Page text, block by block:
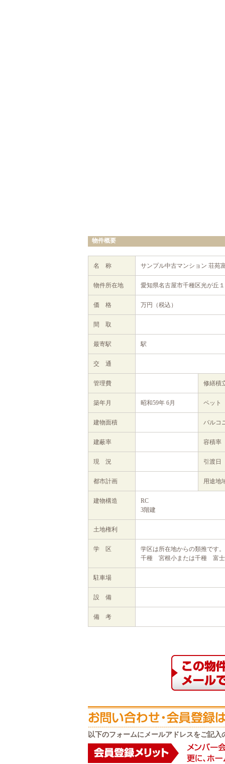
物件概要
名 称 サンプル中古マンション 荘苑
物件所在地 愛知県名古屋市千種区光が丘
価 格 万円（税込）
間 取
最寄駅 駅
交 通
管理費 修繕
築年月 昭和59年 6月 ペット
建物面積 バルコ
建蔽率 容積率
現 況 引渡日
都市計画 用途地
建物構造
RC
3階建
土地権利
学 区
学区は所在地からの類推です。
千種 宮根小または千種 富士
駐車場
設 備
備 考
以下のフォームにメールアドレスをご記